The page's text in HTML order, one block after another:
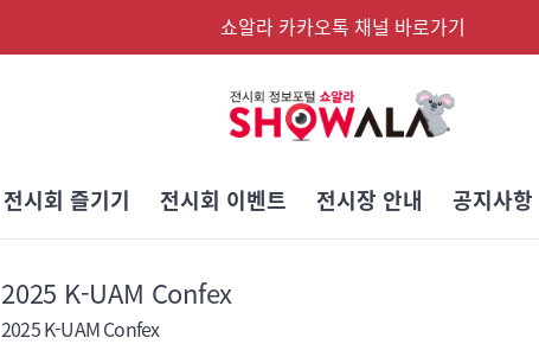
쇼알라 카카오톡 채널 바로가기
전시회 즐기기 전시회 이벤트 전시장 안내 공지사항
2025 K-UAM Confex
2025 K-UAM Confex